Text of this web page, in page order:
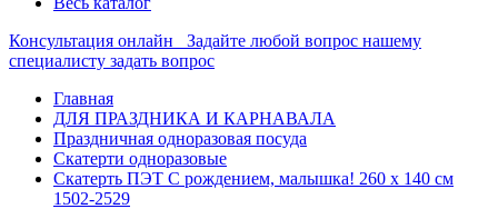
Консультация онлайн
Задайте любой вопрос нашему
специалисту задать вопрос
Главная
ДЛЯ ПРАЗДНИКА И КАРНАВАЛА
Праздничная одноразовая посуда
Скатерти одноразовые
Скатерть ПЭТ С рождением, малышка! 260 х 140 см
1502-2529